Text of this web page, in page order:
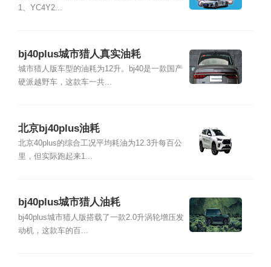
1、YC4Y2...
bj40plus城市猎人真实油耗
城市猎人版车型的油耗为12升。bj40是一款国产
硬派越野车，这款车一共...
北京bj40plus油耗
北京40plus的综合工况平均耗油为12.3升每百公
里，但实际跑起来1...
bj40plus城市猎人油耗
bj40plus城市猎人版搭载了一款2.0升涡轮增压发
动机，这款车的百...